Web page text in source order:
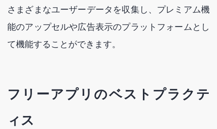
さまざまなユーザーデータを収集し、プレミアム機
能のアップセルや広告表示のプラットフォームとし
て機能することができます。
フリーアプリのベストプラクテ
ィス